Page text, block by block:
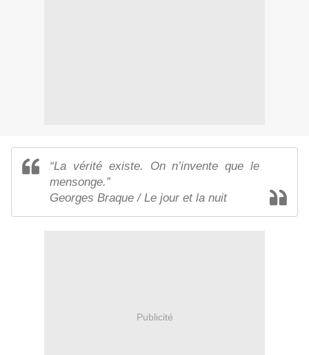
“La vérité existe. On n’invente que le
mensonge.”
Georges Braque / Le jour et la nuit
Publicité